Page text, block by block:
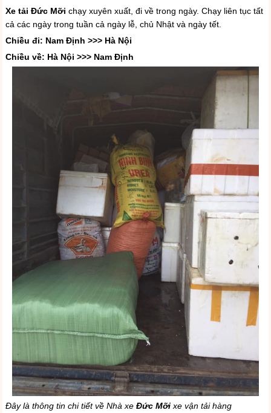
Xe tải Đức Mỡi chạy xuyên xuất, đi về trong ngày. Chạy liên tục tất
cả các ngày trong tuần cả ngày lễ, chủ Nhật và ngày tết.
Chiều đi: Nam Định >>> Hà Nội
Chiều về: Hà Nội >>> Nam Định
Đây là thông tin chi tiết về Nhà xe Đức Mỡi xe vận tải hàng